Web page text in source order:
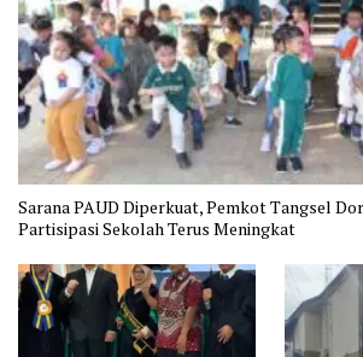
Sarana PAUD Diperkuat, Pemkot Tangsel
Partisipasi Sekolah Terus Meningkat